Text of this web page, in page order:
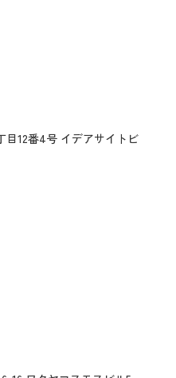
目12番4号 イデアサイトビ